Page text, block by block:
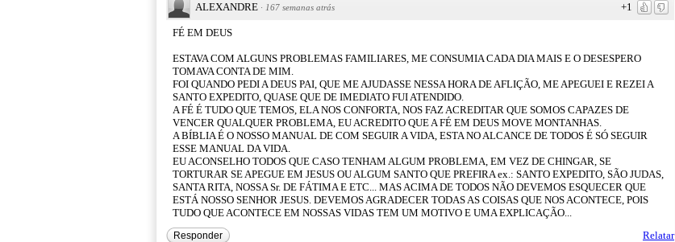
+1
ALEXANDRE · 167 semanas atrás
FÉ EM DEUS
ESTAVA COM ALGUNS PROBLEMAS FAMILIARES, ME CONSUMIA CADA DIA MAIS E O DESESPERO
TOMAVA CONTA DE MIM.
FOI QUANDO PEDI A DEUS PAI, QUE ME AJUDASSE NESSA HORA DE AFLIÇÃO, ME APEGUEI E REZEI A
SANTO EXPEDITO, QUASE QUE DE IMEDIATO FUI ATENDIDO.
A FÉ É TUDO QUE TEMOS, ELA NOS CONFORTA, NOS FAZ ACREDITAR QUE SOMOS CAPAZES DE
VENCER QUALQUER PROBLEMA, EU ACREDITO QUE A FÉ EM DEUS MOVE MONTANHAS.
A BÍBLIA É O NOSSO MANUAL DE COM SEGUIR A VIDA, ESTA NO ALCANCE DE TODOS É SÓ SEGUIR
ESSE MANUAL DA VIDA.
EU ACONSELHO TODOS QUE CASO TENHAM ALGUM PROBLEMA, EM VEZ DE CHINGAR, SE
TORTURAR SE APEGUE EM JESUS OU ALGUM SANTO QUE PREFIRA ex.: SANTO EXPEDITO, SÃO JUDAS,
SANTA RITA, NOSSA Sr. DE FÁTIMA E ETC... MAS ACIMA DE TODOS NÃO DEVEMOS ESQUECER QUE
ESTÁ NOSSO SENHOR JESUS. DEVEMOS AGRADECER TODAS AS COISAS QUE NOS ACONTECE, POIS
TUDO QUE ACONTECE EM NOSSAS VIDAS TEM UM MOTIVO E UMA EXPLICAÇÃO...
Relatar
Responder